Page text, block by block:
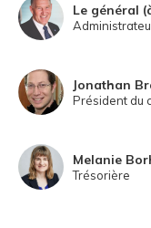
Le général
Jonathan
Président du
Melanie
Trésorière